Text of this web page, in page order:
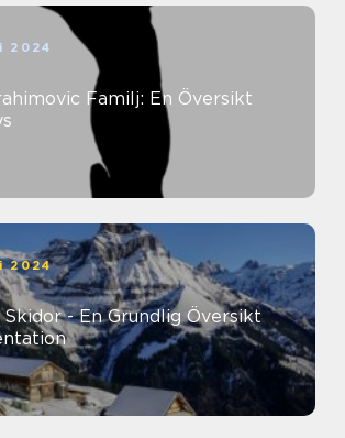
2024
Familj: En Översikt
2024
- En Grundlig Översikt